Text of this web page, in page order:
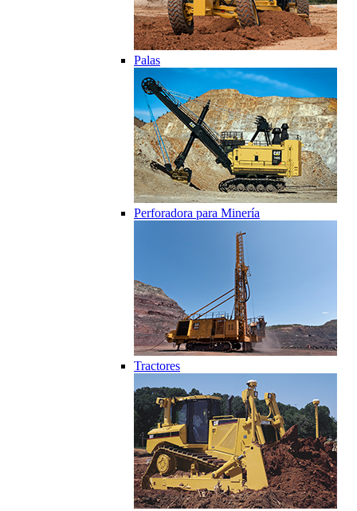
Palas
Perforadora para Minería
Tractores